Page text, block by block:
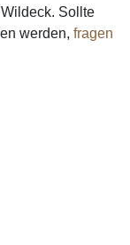
Sollte
werden, fragen